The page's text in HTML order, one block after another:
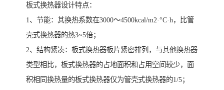
板式换热器设计特点：
1、节能：其换热系数在3000～4500kcal/m2·°C·h，比管
壳式换热器的热3~5倍；
2、结构紧凑：板式换热器板片紧密排列，与其他换热器
类型相比，板式换热器的占地面积和占用空间较少，面
积相同换热量的板式换热器仅为管壳式换热器的1/5；